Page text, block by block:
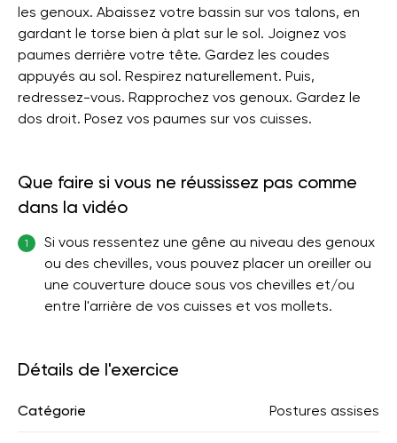
les genoux. Abaissez votre bassin sur vos talons, en
gardant le torse bien à plat sur le sol. Joignez vos
paumes derrière votre tête. Gardez les coudes
appuyés au sol. Respirez naturellement. Puis,
redressez-vous. Rapprochez vos genoux. Gardez le
dos droit. Posez vos paumes sur vos cuisses.
Que faire si vous ne réussissez pas comme
dans la vidéo
1
Si vous ressentez une gêne au niveau des genoux
ou des chevilles, vous pouvez placer un oreiller ou
une couverture douce sous vos chevilles et/ou
entre l'arrière de vos cuisses et vos mollets.
Détails de l'exercice
Catégorie Postures assises